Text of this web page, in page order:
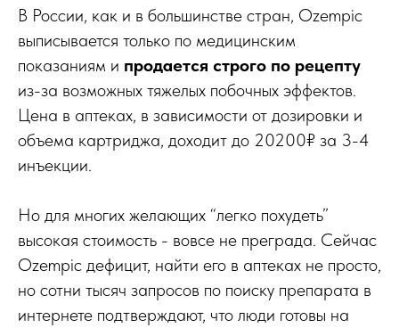
В России, как и в большинстве стран, Ozempic
выписывается только по медицинским
показаниям и продается строго по рецепту
из-за возможных тяжелых побочных эффектов.
Цена в аптеках, в зависимости от дозировки и
объема картриджа, доходит до 20200₽ за 3-4
инъекции.
Но для многих желающих “легко похудеть”
высокая стоимость - вовсе не преграда. Сейчас
Ozempic дефицит, найти его в аптеках не просто,
но сотни тысяч запросов по поиску препарата в
интернете подтверждают, что люди готовы на